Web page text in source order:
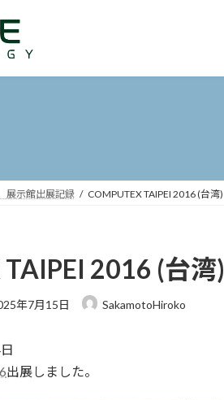
展示館出展記録 COMPUTEX TAIPEI 2016 (台湾)
2016 (台湾)
年7月15日 SakamotoHiroko
出展しました。